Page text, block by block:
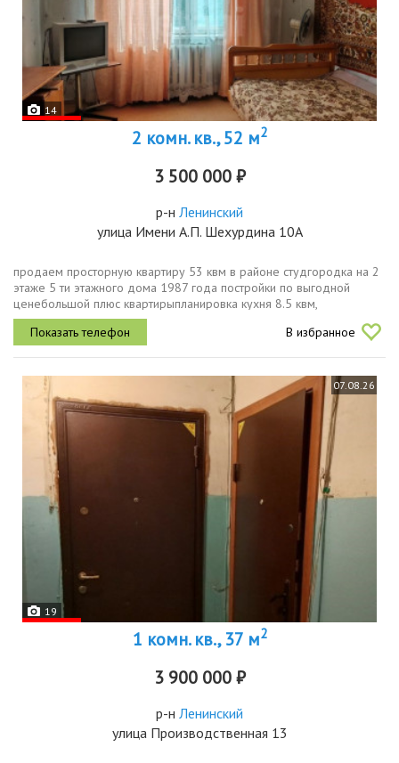
14
2 комн. кв., 52 м2
3 500 000 ₽
р-н Ленинский
улица Имени А.П. Шехурдина 10А
продаем просторную квартиру 53 квм в районе студгородка на 2
этаже 5 ти этажного дома 1987 года постройки по выгодной
ценебольшой плюс квартирыпланировка кухня 8.5 квм,
изолированные комнаты, раздельный санузел, есть балкон,
удобный второй этаж,...
В избранное
07.08.26
19
1 комн. кв., 37 м2
3 900 000 ₽
р-н Ленинский
улица Производственная 13